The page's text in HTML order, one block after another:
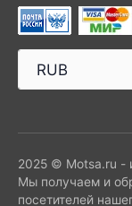
2025 © Motsa.ru -
Мы получаем и
посетителей